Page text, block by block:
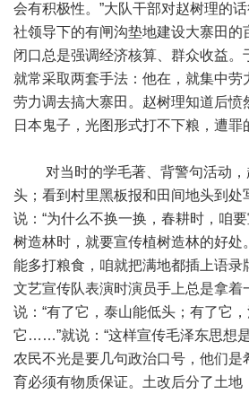
会有积极性。”大队干部对赵树理的
社领导下的有闸沟垫地建设大寨田的
闭口总是强调经济核算、群众收益。
就常采取两套手法：他在，就集中劳
劳力调去搞大寨田。赵树理知道后愤
日本鬼子，光图形式打不下粮，遭罪
对当时的学毛著、背警句活动，
头；看到村里黑板报和田间地头到处
说：“为什么不换一换，春耕时，咱
树造林时，就要宣传植树造林的好处
能多打粮食，咱就把满地都插上语录
文艺宣传队表演时演员手上总是拿着
说：“有了它，泰山能低头；有了它
它……”就说：“这样宣传毛泽东思想
农民不光是要几句政治口号，他们是
育必须有物质保证。土改后分了土地